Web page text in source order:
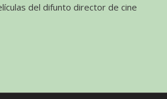
del difunto director de cine